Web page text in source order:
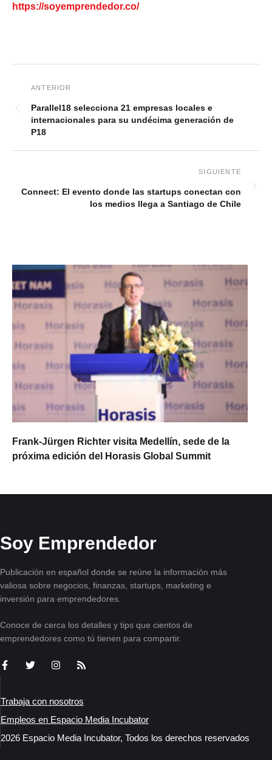
https://soyemprendedor.co/
Parallel18 selecciona 21 empresas locales e
internacionales para su undécima generación de
P18
Connect: El evento donde las startups conectan con
los medios llega a Santiago de Chile
Frank-Jürgen Richter visita Medellín, sede de la
próxima edición del Horasis Global Summit
Soy Emprendedor
Publicación en español donde se reúne la información más
valiosa sobre negocios, finanzas, startups, marketing e
inversión para emprendedores.
Conoce de cerca los detalles y tips que cientos de
emprendedores como tú tienen para compartir.
Trabaja con nosotros
Empleos en Espacio Media Incubator
2026 Espacio Media Incubator, Todos los derechos reservados